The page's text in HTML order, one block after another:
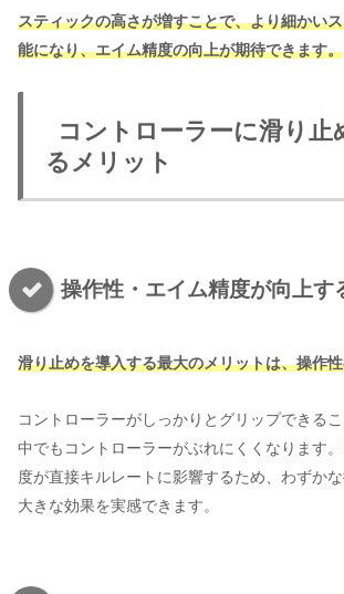
スティックの高さが増すことで、より細かい
能になり、エイム精度の向上が期待できます。
コントローラーに滑り止
るメリット
操作性・エイム精度が向上す
滑り止めを導入する最大のメリットは、操作
コントローラーがしっかりとグリップできる
中でもコントローラーがぶれにくくなります
度が直接キルレートに影響するため、わずか
大きな効果を実感できます。